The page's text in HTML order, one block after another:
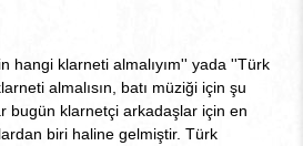
hangi klarneti almalıyım'' yada ''Türk
almalısın, batı müziği için şu
bugün klarnetçi arkadaşlar için en
biri haline gelmiştir. Türk